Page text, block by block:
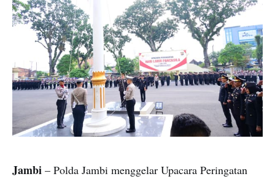
Jambi – Polda Jambi menggelar Upacara Peringatan